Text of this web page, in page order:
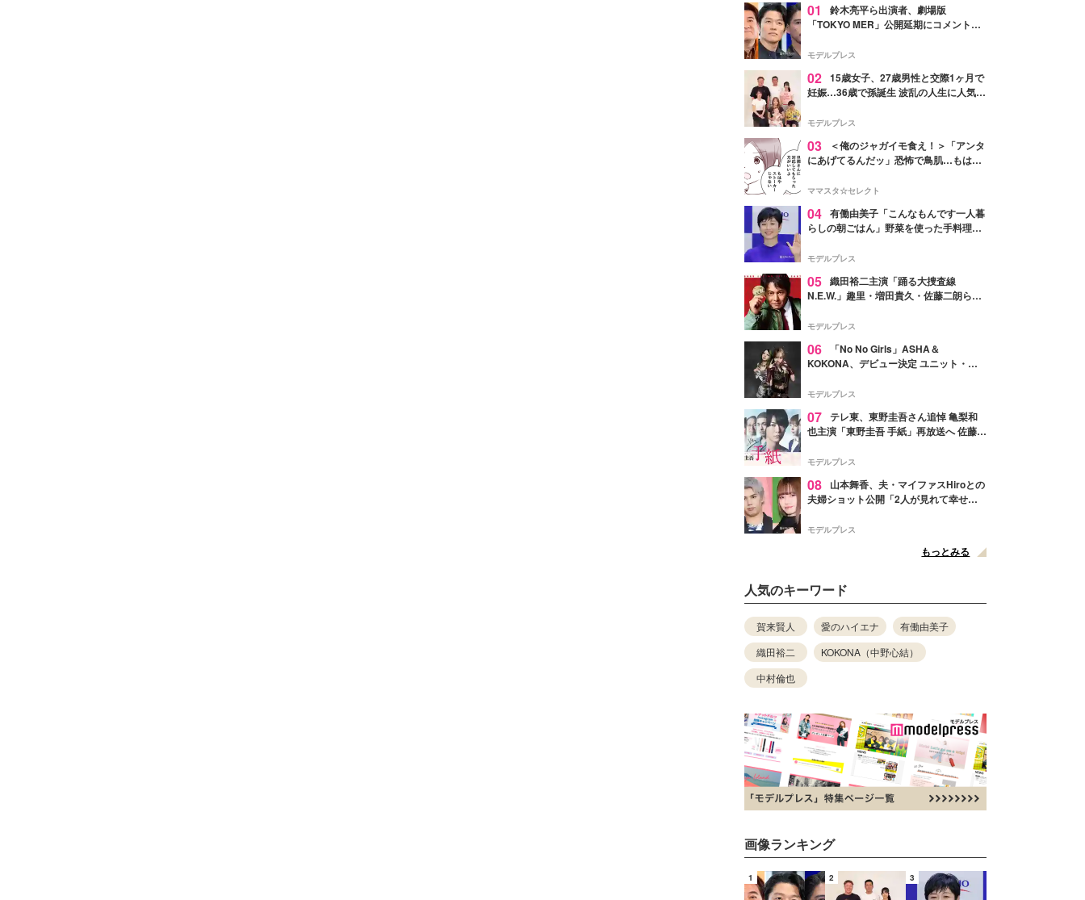
01
鈴木亮平ら出演者、劇場版
「TOKYO MER」公開延期にコメント
最大の敬意とエールを」
モデルプレス
02 15歳女子、27歳男性と交際1ヶ月で
妊娠…36歳で孫誕生 波乱の人生に人気タ
よ！」
モデルプレス
03
＜俺のジャガイモ食え！＞「アンタ
にあげてるんだッ」恐怖で鳥肌…もはや
ママスタ☆セレクト
04 有働由美子「こんなもんです一人暮
らしの朝ごはん」野菜を使った手料理公
そう」と反響
モデルプレス
05 織田裕二主演「踊る大捜査線
N.E.W.」趣里・増田貴久・佐藤二朗ら新
徴する“謎のキーワード”も
モデルプレス
06
「No No Girls」ASHA＆
KOKONA、デビュー決定 ユニット・
リリースへ
モデルプレス
07 テレ東、東野圭吾さん追悼 亀梨和
也主演「東野圭吾 手紙」再放送へ 佐藤隆
モデルプレス
08
山本舞香、夫・マイファスHiroとの
夫婦ショット公開「2人が見れて幸せ」
モデルプレス
もっとみる
人気のキーワード
賀来賢人 愛のハイエナ
有働由美子
織田裕二
KOKONA（中野心結）
中村倫也
画像ランキング
1 2 3